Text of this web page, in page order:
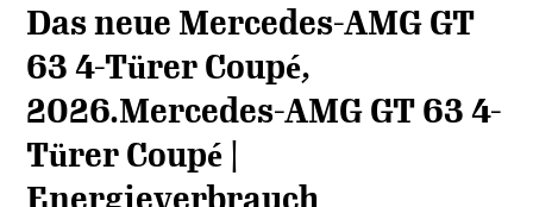
Das neue Mercedes-AMG GT
63 4-Türer Coupé,
2026.Mercedes-AMG GT 63 4-
Türer Coupé |